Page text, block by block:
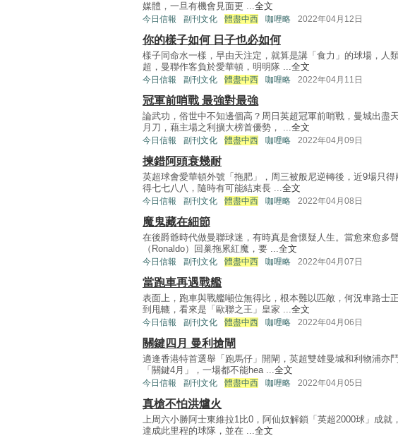
媒體，一旦有機會見面更 ...全文
今日信報 副刊文化 體盡中西 咖哩略 2022年04月12日
你的樣子如何 日子也必如何
樣子同命水一樣，早由天注定，就算是講「食力」的球場，人
超，曼聯作客負於愛華頓，明明隊 ...全文
今日信報 副刊文化 體盡中西 咖哩略 2022年04月11日
冠軍前哨戰 最強對最強
論武功，俗世中不知邊個高？周日英超冠軍前哨戰，曼城出盡
月刀，藉主場之利擴大榜首優勢， ...全文
今日信報 副刊文化 體盡中西 咖哩略 2022年04月09日
揀錯阿頭衰幾耐
英超球會愛華頓外號「拖肥」，周三被般尼逆轉後，近9場只
得七七八八，隨時有可能結束長 ...全文
今日信報 副刊文化 體盡中西 咖哩略 2022年04月08日
魔鬼藏在細節
在後爵爺時代做曼聯球迷，有時真是會懷疑人生。當愈來愈多
（Ronaldo）回巢拖累紅魔，要 ...全文
今日信報 副刊文化 體盡中西 咖哩略 2022年04月07日
當跑車再遇戰艦
表面上，跑車與戰艦噸位無得比，根本難以匹敵，何況車路士
到甩轆，看來是「歐聯之王」皇家 ...全文
今日信報 副刊文化 體盡中西 咖哩略 2022年04月06日
關鍵四月 曼利搶閘
適逢香港特首選舉「跑馬仔」開閘，英超雙雄曼城和利物浦亦
「關鍵4月」，一場都不能hea ...全文
今日信報 副刊文化 體盡中西 咖哩略 2022年04月05日
真槍不怕洪爐火
上周六小勝阿士東維拉1比0，阿仙奴解鎖「英超2000球」成就
達成此里程的球隊，並在 ...全文